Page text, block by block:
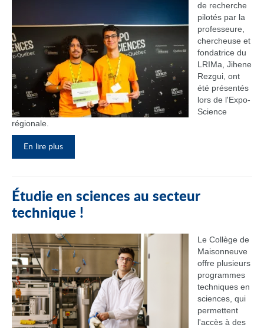
de recherche
pilotés par la
professeure,
chercheuse et
fondatrice du
LRIMa, Jihene
Rezgui, ont
été présentés
lors de l'Expo-
Science
régionale.
En lire plus
Étudie en sciences au secteur
technique !
Le Collège de
Maisonneuve
offre plusieurs
programmes
techniques en
sciences, qui
permettent
l'accès à des